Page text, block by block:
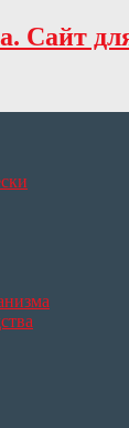
Сайт